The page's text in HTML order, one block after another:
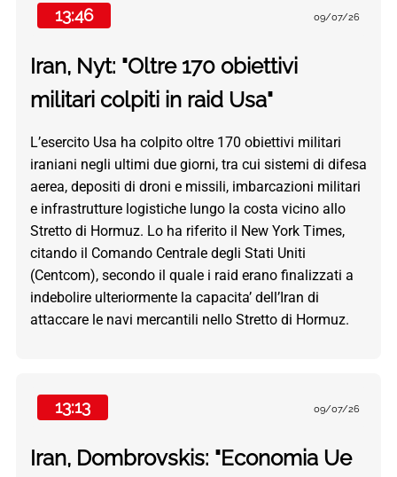
13:46 09/07/26
Iran, Nyt: "Oltre 170 obiettivi
militari colpiti in raid Usa"
L’esercito Usa ha colpito oltre 170 obiettivi militari
iraniani negli ultimi due giorni, tra cui sistemi di difesa
aerea, depositi di droni e missili, imbarcazioni militari
e infrastrutture logistiche lungo la costa vicino allo
Stretto di Hormuz. Lo ha riferito il New York Times,
citando il Comando Centrale degli Stati Uniti
(Centcom), secondo il quale i raid erano finalizzati a
indebolire ulteriormente la capacita’ dell’Iran di
attaccare le navi mercantili nello Stretto di Hormuz.
13:13 09/07/26
Iran, Dombrovskis: "Economia Ue